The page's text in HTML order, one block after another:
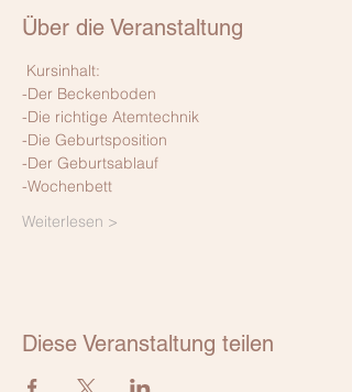
Über die Veranstaltung
Kursinhalt:
-Der Beckenboden
-Die richtige Atemtechnik
-Die Geburtsposition
-Der Geburtsablauf
-Wochenbett
Weiterlesen >
Diese Veranstaltung teilen